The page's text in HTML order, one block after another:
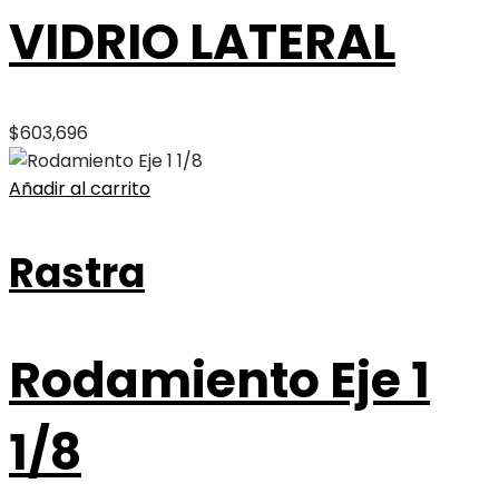
VIDRIO LATERAL
$603,696
Añadir al carrito
Rastra
Rodamiento Eje 1
1/8